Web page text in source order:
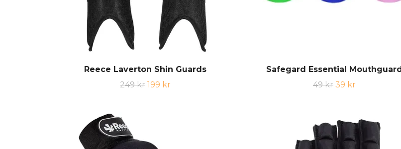
Reece Laverton Shin Guards
249 kr 199 kr
Safegard Essential Mouthguard
49 kr 39 kr